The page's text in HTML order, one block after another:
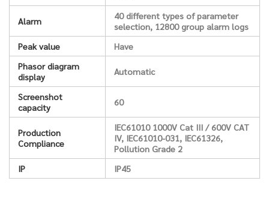
Alarm
40 different types of parameter
selection, 12800 group alarm logs
Peak value
Have
Phasor diagram
display
Automatic
Screenshot
capacity
60
Production
Compliance
IEC61010 1000V Cat III / 600V CAT
IV, IEC61010-031, IEC61326,
Pollution Grade 2
IP
IP45